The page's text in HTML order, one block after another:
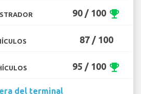
90 / 100 emoji_events
87 / 100
95 / 100 emoji_events
del terminal